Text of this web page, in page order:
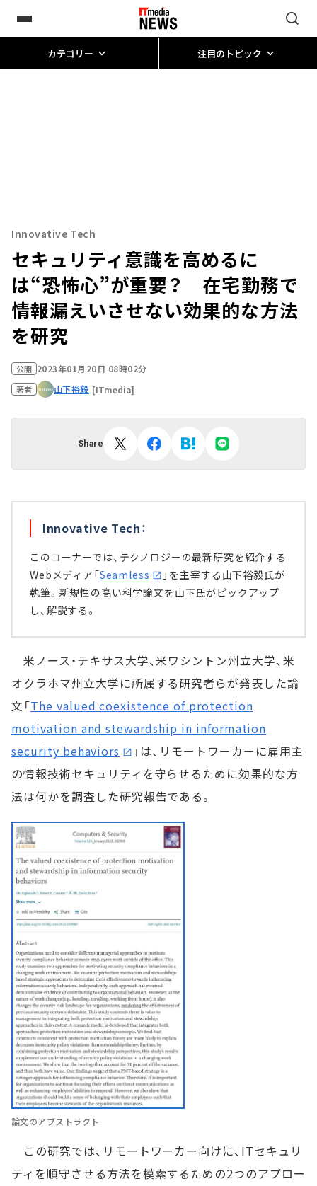
カテゴリー 注目のトピック
Innovative Tech
セキュリティ意識を高めるに
は“恐怖心”が重要？ 在宅勤務で
情報漏えいさせない効果的な方法
を研究
公開 2023年01月20日 08時02分
著者 山下裕毅 [ITmedia]
Share
Innovative Tech：
このコーナーでは、テクノロジーの最新研究を紹介する
Webメディア「Seamless
」を主宰する山下裕毅氏が
執筆。新規性の高い科学論文を山下氏がピックアップ
し、解説する。
米ノース・テキサス大学、米ワシントン州立大学、米
オクラホマ州立大学に所属する研究者らが発表した論
文「The valued coexistence of protection
motivation and stewardship in information
security behaviors
」は、リモートワーカーに雇用主
の情報技術セキュリティを守らせるために効果的な方
法は何かを調査した研究報告である。
論文のアブストラクト
この研究では、リモートワーカー向けに、ITセキュリ
ティを順守させる方法を模索するための2つのアプロー